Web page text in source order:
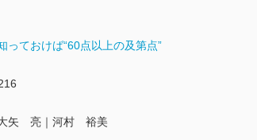
っておけば“60点以上の及第点”
矢 亮｜河村 裕美